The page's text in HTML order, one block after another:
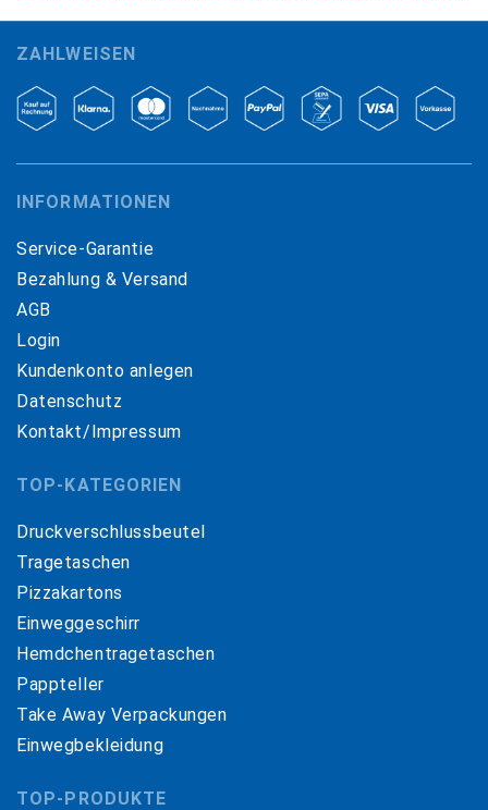
ZAHLWEISEN
INFORMATIONEN
Service-Garantie
Bezahlung & Versand
AGB
Login
Kundenkonto anlegen
Datenschutz
Kontakt/Impressum
TOP-KATEGORIEN
Druckverschlussbeutel
Tragetaschen
Pizzakartons
Einweggeschirr
Hemdchentragetaschen
Pappteller
Take Away Verpackungen
Einwegbekleidung
TOP-PRODUKTE